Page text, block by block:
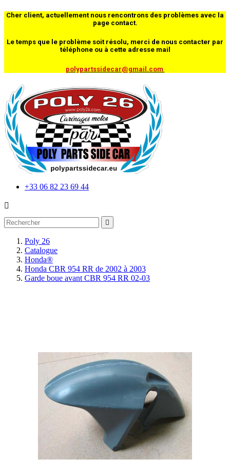
Cher client, actuellement nous rencontrons des problèmes avec la
page contact.
Le temps que le problème soit résolu, merci de nous contacter par
téléphone ou à cette adresse mail
polypartssidecar@gmail.com
+33 06 82 23 69 44


Poly 26
Catalogue
Honda®
Honda CBR 954 RR de 2002 à 2003
Garde boue avant CBR 954 RR 02-03